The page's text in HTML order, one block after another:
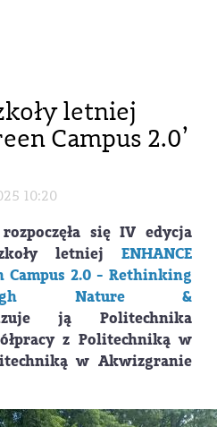
letniej
Campus 2.0’
10:20
się IV edycja
letniej ENHANCE
Campus 2.0 - Rethinking
Nature &
ją Politechnika
z Politechniką w
w Akwizgranie